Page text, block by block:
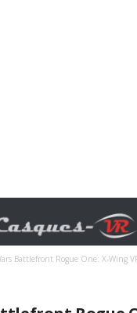
Battlefront Rogue One: X-Wing